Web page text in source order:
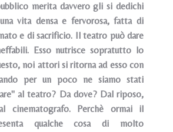
merita davvero gli si dedichi
vita densa e fervorosa, fatta di
e di sacrificio. Il teatro può dare
Esso nutrisce sopratutto lo
noi attori si ritorna ad esso con
per un poco ne siamo stati
al teatro? Da dove? Dal riposo,
cinematografo. Perchè ormai il
qualche cosa di molto